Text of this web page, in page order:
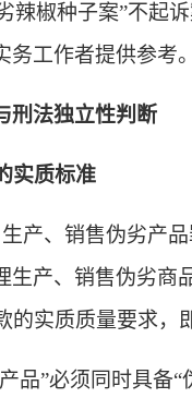
辣椒种子案”不起
务工作者提供参考。
刑法独立性判断
实质标准
产、销售伪劣产
生产、销售伪劣商
的实质质量要求，
品”必须同时具备